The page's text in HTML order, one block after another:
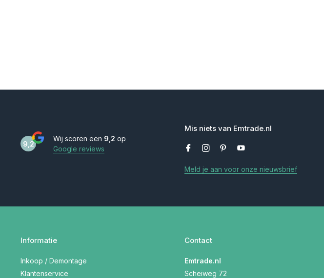
9,2
Wij scoren een 9,2 op
Google reviews
Mis niets van Emtrade.nl
Meld je aan voor onze nieuwsbrief
Informatie
Inkoop / Demontage
Klantenservice
Contact
Emtrade.nl
Scheiweg 72